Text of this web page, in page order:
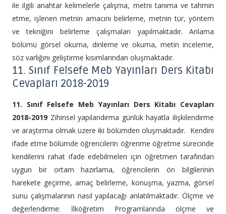
ile ilgili anahtar kelimelerle çalışma, metni tanıma ve tahmin
etme, işlenen metnin amacını belirleme, metnin tür, yöntem
ve tekniğini belirleme çalışmaları yapılmaktadır. Anlama
bölümü görsel okuma, dinleme ve okuma, metin inceleme,
söz varlığını geliştirme kısımlarından oluşmaktadır.
11. Sınıf Felsefe Meb Yayınları Ders Kitabı
Cevapları 2018-2019
11. Sınıf Felsefe Meb Yayınları Ders Kitabı Cevapları
2018-2019 Zihinsel yapılandırma günlük hayatla ilişkilendirme
ve araştırma olmak üzere iki bölümden oluşmaktadır. Kendini
ifade etme bölümde öğrencilerin öğrenme öğretme sürecinde
kendilerini rahat ifade edebilmeleri için öğretmen tarafından
uygun bir ortam hazırlama, öğrencilerin ön bilgilerinin
harekete geçirme, amaç belirleme, konuşma, yazma, görsel
sunu çalışmalarının nasıl yapılacağı anlatılmaktadır. Ölçme ve
değerlendirme: İlköğretim Programlarında ölçme ve